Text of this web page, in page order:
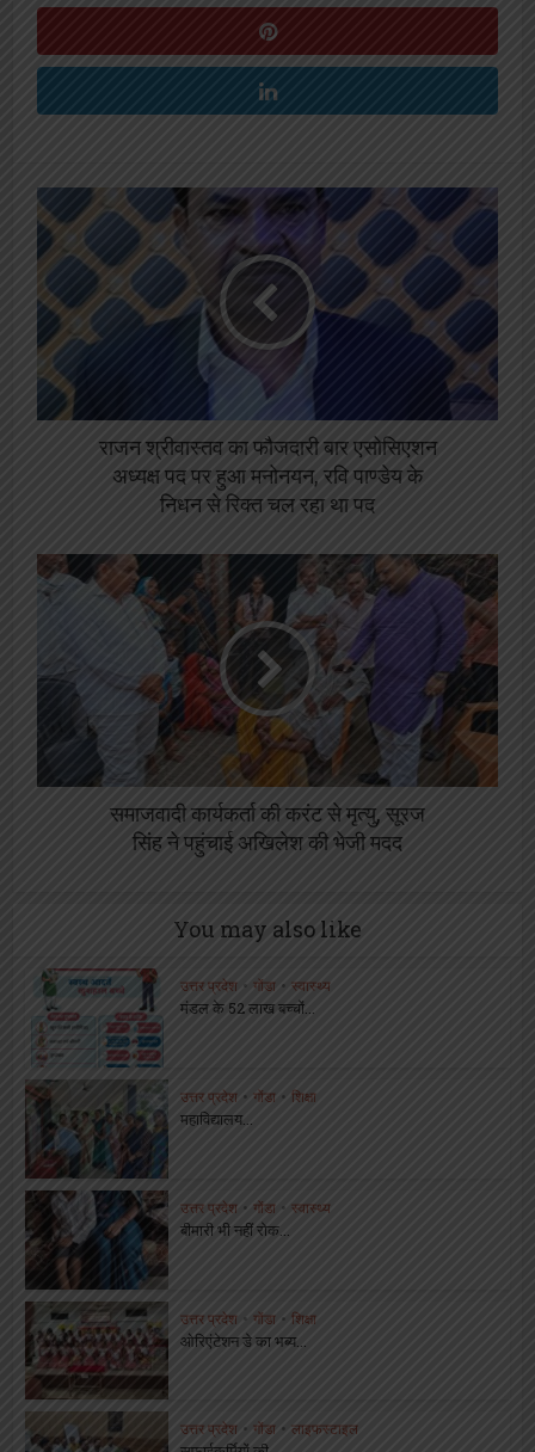
राजन श्रीवास्तव का फौजदारी बार एसोसिएशन
अध्यक्ष पद पर हुआ मनोनयन, रवि पाण्डेय के
निधन से रिक्त चल रहा था पद
समाजवादी कार्यकर्ता की करंट से मृत्यु, सूरज
सिंह ने पहुंचाई अखिलेश की भेजी मदद
You may also like
उत्तर प्रदेश • गोंडा • स्वास्थ्य
मंडल के 52 लाख बच्चों...
उत्तर प्रदेश • गोंडा • शिक्षा
महाविद्यालय...
उत्तर प्रदेश • गोंडा • स्वास्थ्य
बीमारी भी नहीं रोक...
उत्तर प्रदेश गोंडा • शिक्षा
ओरिएंटेशन डे का भब्य...
उत्तर प्रदेश • गोंडा • लाइफस्टाइल